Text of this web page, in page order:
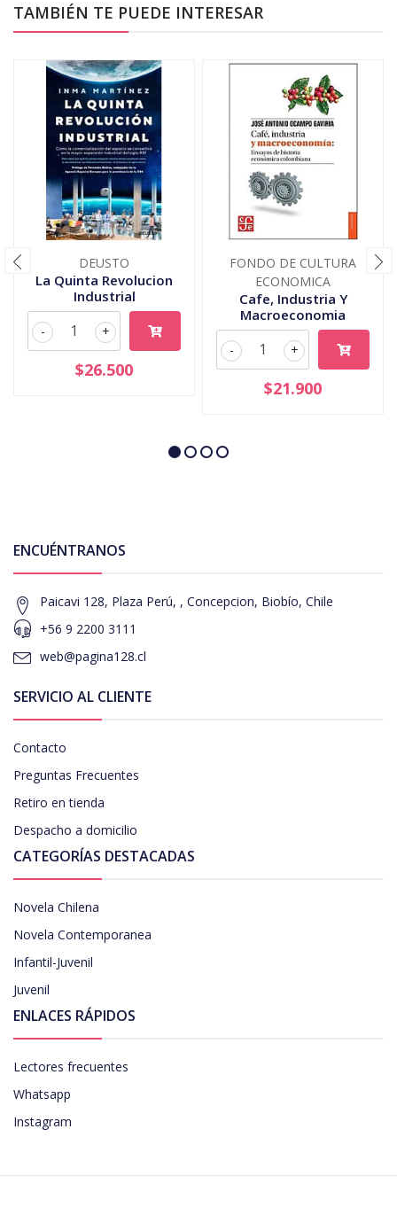
TAMBIÉN TE PUEDE INTERESAR
DEUSTO
La Quinta Revolucion
Industrial
+
-
$26.500
FONDO DE CULTURA
ECONOMICA
Cafe, Industria Y
Macroeconomia
+
-
$21.900
ENCUÉNTRANOS
Paicavi 128, Plaza Perú, , Concepcion, Biobío, Chile
+56 9 2200 3111
web@pagina128.cl
SERVICIO AL CLIENTE
Contacto
Preguntas Frecuentes
Retiro en tienda
Despacho a domicilio
CATEGORÍAS DESTACADAS
Novela Chilena
Novela Contemporanea
Infantil-Juvenil
Juvenil
ENLACES RÁPIDOS
Lectores frecuentes
Whatsapp
Instagram